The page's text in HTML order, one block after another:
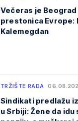
Večeras je
prestonica Evrope:
Kalemegdan
TRŽIŠTE RADA
Sindikati predlažu
u Srbiji: Žene da idu